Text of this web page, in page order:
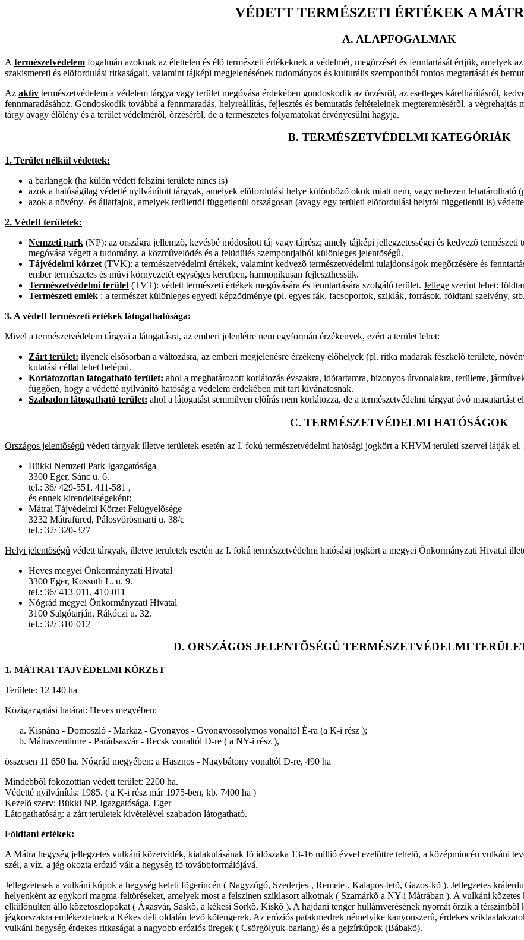
VÉDETT TERMÉSZETI ÉRTÉKEK A
A. ALAPFOGALMAK
A természetvédelem fogalmán azoknak az élettelen és élõ természeti értékeknek a védelmét, megõrzését és fenntartását értjük, amelyek
szakismereti és elõfordulási ritkaságait, valamint tájképi megjelenésének tudományos és kulturális szempontból fontos megtartását és
Az aktív természetvédelem a védelem tárgya vagy terület megóvása érdekében gondoskodik az õrzésrõl, az esetleges kárelhárításról,
fennmaradásához. Gondoskodik továbbá a fennmaradás, helyreállítás, fejlesztés és bemutatás feltételeinek megteremtésérõl, a végrehajtás
tárgy avagy élõlény és a terület védelmérõl, õrzésérõl, de a természetes folyamatokat érvényesülni hagyja.
B. TERMÉSZETVÉDELMI KATEGÓRIÁK
1. Terület nélkül védettek:
a barlangok (ha külön védett felszíni területe nincs is)
azok a hatóságilag védetté nyilvánított tárgyak, amelyek elõfordulási helye különbözõ okok miatt nem, vagy nehezen lehatárolható
azok a növény- és állatfajok, amelyek területtõl függetlenül országosan (avagy egy területi elõfordulási helytõl függetlenül is)
2. Védett területek:
Nemzeti park (NP): az országra jellemzõ, kevésbé módosított táj vagy tájrész; amely tájképi jellegzetességei és kedvezõ
megóvása végett a tudomány, a közmûvelõdés és a felüdülés szempontjaiból különleges jelentõségû.
Tájvédelmi körzet (TVK): a természetvédelmi értékek, valamint kedvezõ természetvédelmi tulajdonságok megõrzésére és
ember természetes és mûvi környezetét egységes keretben, harmonikusan fejleszthessük.
Természetvédelmi terület (TVT): védett természeti értékek megóvására és fenntartására szolgáló terület. Jellege szerint lehet:
Természeti emlék : a természet különleges egyedi képzõdménye (pl. egyes fák, facsoportok, sziklák, források, földtani szelvény,
3. A védett természeti értékek látogathatósága:
Mivel a természetvédelem tárgyai a látogatásra, az emberi jelenlétre nem egyformán érzékenyek, ezért a terület lehet:
Zárt terület: ilyenek elsõsorban a változásra, az emberi megjelenésre érzékeny élõhelyek (pl. ritka madarak fészkelõ területe,
kutatási céllal lehet belépni.
Korlátozottan látogatható terület: ahol a meghatározott korlátozás évszakra, idõtartamra, bizonyos útvonalakra, területre,
függõen, hogy a védetté nyilvánító hatóság a védelem érdekében mit tart kívánatosnak.
Szabadon látogatható terület: ahol a látogatást semmilyen elõírás nem korlátozza, de a természetvédelmi tárgyat óvó magatartást
C. TERMÉSZETVÉDELMI HATÓSÁGOK
Országos jelentõségû védett tárgyak illetve területek esetén az I. fokú természetvédelmi hatósági jogkört a KHVM területi szervei látják el.
Bükki Nemzeti Park Igazgatósága
3300 Eger, Sánc u. 6.
tel.: 36/ 429-551, 411-581 ,
és ennek kirendeltségeként:
Mátrai Tájvédelmi Körzet Felügyelõsége
3232 Mátrafüred, Pálosvörösmarti u. 38/c
tel.: 37/ 320-327
Helyi jelentõségû védett tárgyak, illetve területek esetén az I. fokú természetvédelmi hatósági jogkört a megyei Önkormányzati Hivatal
Heves megyei Önkormányzati Hivatal
3300 Eger, Kossuth L. u. 9.
tel.: 36/ 413-011, 410-011
Nógrád megyei Önkormányzati Hivatal
3100 Salgótarján, Rákóczi u. 32.
tel.: 32/ 310-012
D. ORSZÁGOS JELENTÕSÉGÛ TERMÉSZETVÉDELMI
1. MÁTRAI TÁJVÉDELMI KÖRZET
Területe: 12 140 ha
Közigazgatási határai: Heves megyében:
Kisnána - Domoszló - Markaz - Gyöngyös - Gyöngyössolymos vonaltól É-ra (a K-i rész );
Mátraszentimre - Parádsasvár - Recsk vonaltól D-re ( a NY-i rész ),
összesen 11 650 ha. Nógrád megyében: a Hasznos - Nagybátony vonaltól D-re, 490 ha
Mindebbõl fokozotttan védett terület: 2200 ha.
Védetté nyilvánítás: 1985. ( a K-i rész már 1975-ben, kb. 7400 ha )
Kezelõ szerv: Bükki NP. Igazgatósága, Eger
Látogathatóság: a zárt területek kivételével szabadon látogatható.
Földtani értékek:
A Mátra hegység jellegzetes vulkáni kõzetvidék, kialakulásának fõ idõszaka 13-16 millió évvel ezelõttre tehetõ, a középmiocén vulkáni
szél, a víz, a jég okozta erózió vált a hegység fõ továbbformálójává.
Jellegzetesek a vulkáni kúpok a hegység keleti fõgerincén ( Nagyzúgó, Szederjes-, Remete-, Kalapos-tetõ, Gazos-kõ ). Jellegzetes
helyenként az egykori magma-feltöréseket, amelyek most a felszínen sziklasort alkotnak ( Szamárkõ a NY-i Mátrában ). A vulkáni
elkülönülten álló kõzetoszlopokat ( Ágasvár, Saskõ, a kékesi Sorkõ, Kiskõ ). A hajdani tenger hullámverésének nyomát õrzik a
jégkorszakra emlékeztetnek a Kékes déli oldalán levõ kõtengerek. Az eróziós patakmedrek némelyike kanyonszerû, érdekes
vulkáni hegység érdekes ritkaságai a nagyobb eróziós üregek ( Csörgõlyuk-barlang) és a gejzírkúpok (Bábakõ).